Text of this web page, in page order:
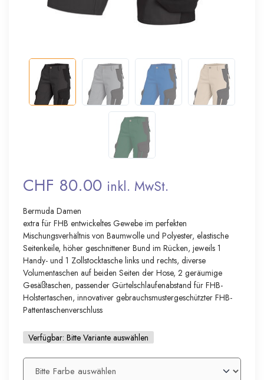
CHF 80.00 inkl. MwSt.
Bermuda Damen
extra für FHB entwickeltes Gewebe im perfekten
Mischungsverhältnis von Baumwolle und Polyester, elastische
Seitenkeile, höher geschnittener Bund im Rücken, jeweils 1
Handy- und 1 Zollstocktasche links und rechts, diverse
Volumentaschen auf beiden Seiten der Hose, 2 geräumige
Gesäßtaschen, passender Gürtelschlaufenabstand für FHB-
Holstertaschen, innovativer gebrauchsmustergeschützter FHB-
Pattentaschenverschluss
Verfügbar: Bitte Variante auswählen